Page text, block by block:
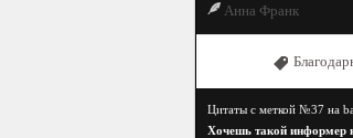
Анна Франк
Цитаты с меткой №37 на
Хочешь такой информер